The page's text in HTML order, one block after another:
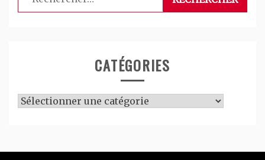
CATÉGORIES
Catégories